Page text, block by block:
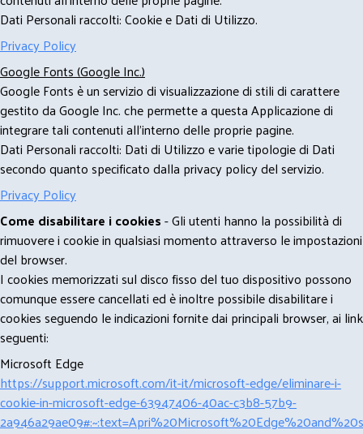
Dati Personali raccolti: Cookie e Dati di Utilizzo.
Privacy Policy
Google Fonts (Google Inc.)
Google Fonts è un servizio di visualizzazione di stili di carattere
gestito da Google Inc. che permette a questa Applicazione di
integrare tali contenuti all'interno delle proprie pagine.
Dati Personali raccolti: Dati di Utilizzo e varie tipologie di Dati
secondo quanto specificato dalla privacy policy del servizio.
Privacy Policy
Come disabilitare i cookies- Gli utenti hanno la possibilità di
rimuovere i cookie in qualsiasi momento attraverso le impostazioni
del browser.
I cookies memorizzati sul disco fisso del tuo dispositivo possono
comunque essere cancellati ed è inoltre possibile disabilitare i
cookies seguendo le indicazioni fornite dai principali browser, ai link
seguenti:
Microsoft Edge
https://support.microsoft.com/it-it/microsoft-edge/eliminare-i-
cookie-in-microsoft-edge-63947406-40ac-c3b8-57b9-